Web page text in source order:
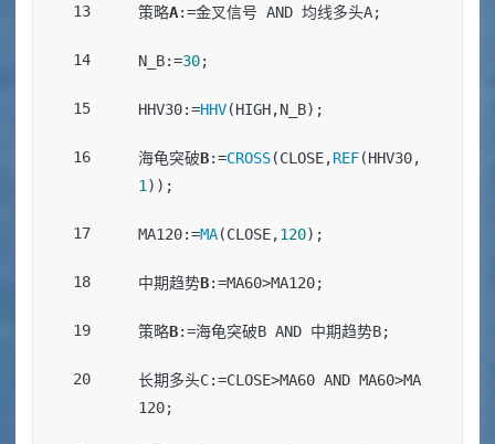
策略A:=金叉信号 AND 均线多头A;
N_B:=30;
HHV30:=HHV(HIGH,N_B);
海龟突破B:=CROSS(CLOSE,REF(HHV30,
1 ));
MA120:=MA(CLOSE,120);
中期趋势B:=MA60>MA120;
策略B:=海龟突破B AND 中期趋势B;
长期多头C:=CLOSE>MA60 AND MA60>MA
120;